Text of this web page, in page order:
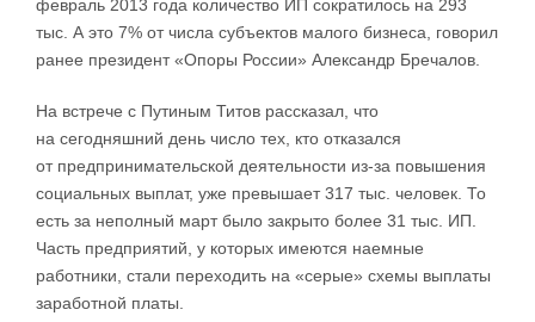
февраль 2013 года количество ИП сократилось на 293
тыс. А это 7% от числа субъектов малого бизнеса, говорил
ранее президент «Опоры России» Александр Бречалов.
На встрече с Путиным Титов рассказал, что
на сегодняшний день число тех, кто отказался
от предпринимательской деятельности из-за повышения
социальных выплат, уже превышает 317 тыс. человек. То
есть за неполный март было закрыто более 31 тыс. ИП.
Часть предприятий, у которых имеются наемные
работники, стали переходить на «серые» схемы выплаты
заработной платы.